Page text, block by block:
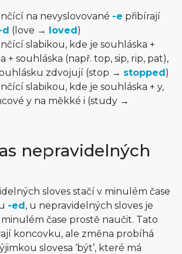
na nevyslovované -e přibírají
d (love → loved)
slabikou, kde je souhláska +
+ souhláska (např. top, sip, rip, pat),
zdvojují (stop → stopped)
slabikou, kde je souhláska + y,
y na měkké i (study →
nepravidelných
sloves stačí v minulém čase
-ed, u nepravidelných sloves je
čase prostě naučit. Tato
koncovku, ale změna probíhá
slovesa ‘být’, které má